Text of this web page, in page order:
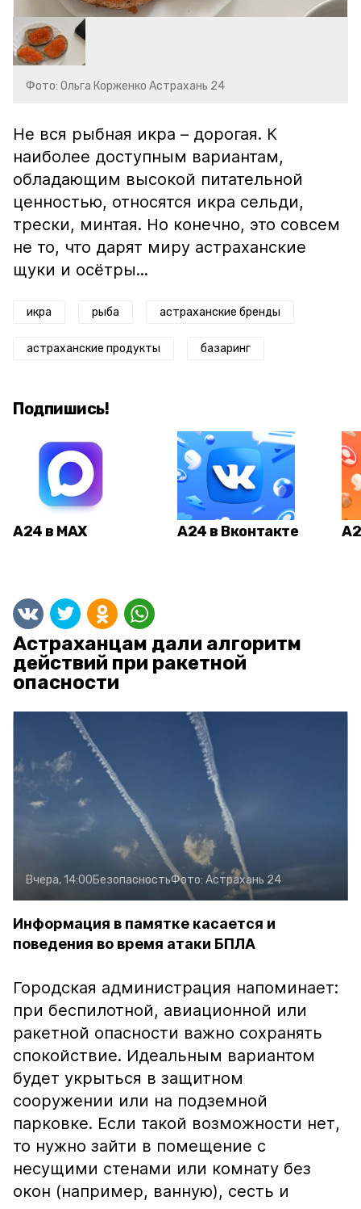
Фото: Ольга Корженко Астрахань 24
Не вся рыбная икра – дорогая. К
наиболее доступным вариантам,
обладающим высокой питательной
ценностью, относятся икра сельди,
трески, минтая. Но конечно, это совсем
не то, что дарят миру астраханские
щуки и осётры...
икра рыба астраханские бренды
астраханские продукты базаринг
Подпишись!
А24 в MAX А24 в Вконтакте
Астраханцам дали алгоритм
действий при ракетной
опасности
Вчера, 14:00БезопасностьФото: Астрахань 24
Информация в памятке касается и
поведения во время атаки БПЛА
Городская администрация напоминает:
при беспилотной, авиационной или
ракетной опасности важно сохранять
спокойствие. Идеальным вариантом
будет укрыться в защитном
сооружении или на подземной
парковке. Если такой возможности нет,
то нужно зайти в помещение с
несущими стенами или комнату без
окон (например, ванную), сесть и